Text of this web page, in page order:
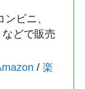
ビニ、
などで販売
/ 楽